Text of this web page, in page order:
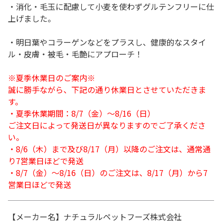
・消化・毛玉に配慮して小麦を使わずグルテンフリーに仕
上げました。
・明日葉やコラーゲンなどをプラスし、健康的なスタイ
ル・皮膚・被毛・毛艶にアプローチ！
※夏季休業日のご案内※
誠に勝手ながら、下記の通り休業日とさせていただきま
す。
・夏季休業期間：8/7（金）～8/16（日）
ご注文日によって発送日が異なりますのでご了承くださ
い。
・8/6（木）まで及び8/17（月）以降のご注文は、通常通
り7営業日ほどで発送
・8/7（金）～8/16（日）のご注文は、8/17（月）から7
営業日ほどで発送
【メーカー名】ナチュラルペットフーズ株式会社